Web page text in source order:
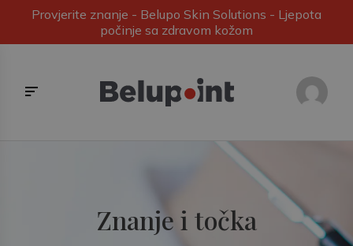
Provjerite znanje - Belupo Skin Solutions - Ljepota
počinje sa zdravom kožom
Znanje i točka